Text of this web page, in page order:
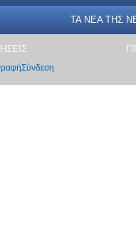
ΤΑ ΝΕΑ THΣ
Σύνδεση